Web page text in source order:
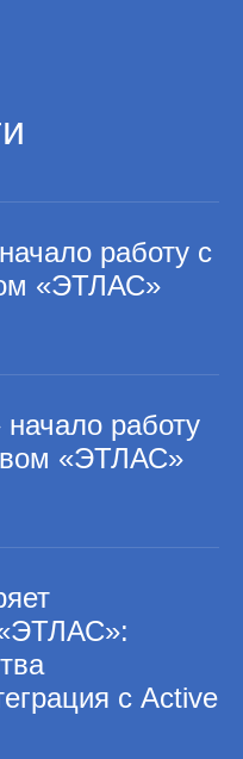
работу с
«ЭТЛАС»
работу
«ЭТЛАС»
с Active